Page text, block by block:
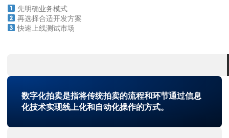
先明确业务模式
再选择合适开发方案
快速上线测试市场
数字化拍卖是指将传统拍卖的流程和环节通过信息
化技术实现线上化和自动化操作的方式。